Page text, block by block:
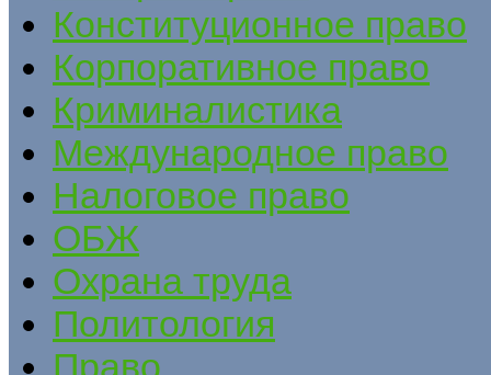
Конституционное право
Корпоративное право
Криминалистика
Международное право
Налоговое право
ОБЖ
Охрана труда
Политология
Право